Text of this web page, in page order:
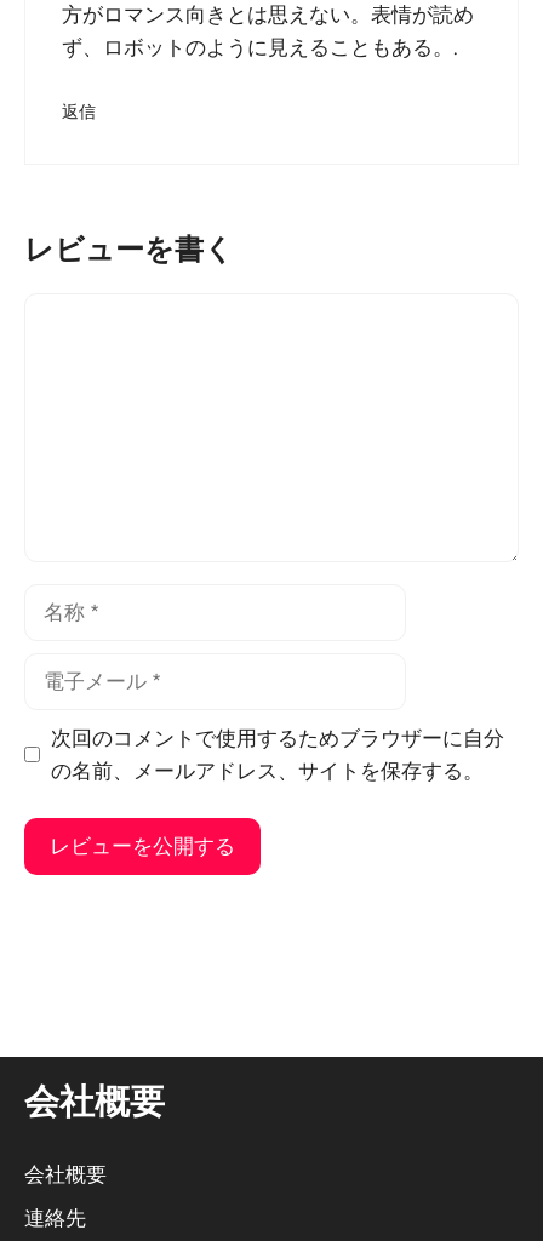
方がロマンス向きとは思えない。表情が読め
ず、ロボットのように見えることもある。.
返信
レビューを書く
ー
次回のコメントで使用するためブラウザーに自分
の名前、メールアドレス、サイトを保存する。
も
だ
会社概要
会社概要
連絡先